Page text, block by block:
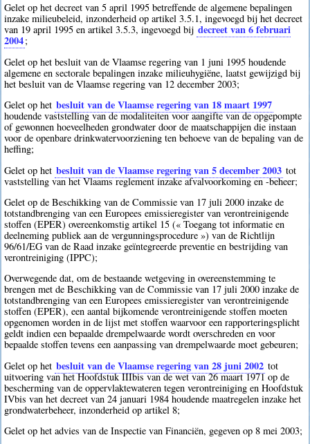
Gelet op het decreet van 5 april 1995 betreffende de algemene bepalingen
inzake milieubeleid, inzonderheid op artikel 3.5.1, ingevoegd bij het decreet
van 19 april 1995 en artikel 3.5.3, ingevoegd bij decreet van 6 februari
2004;
Gelet op het besluit van de Vlaamse regering van 1 juni 1995 houdende
algemene en sectorale bepalingen inzake milieuhygiëne, laatst gewijzigd bij
het besluit van de Vlaamse regering van 12 december 2003;
Gelet op het besluit van de Vlaamse regering van 18 maart 1997
houdende vaststelling van de modaliteiten voor aangifte van de opgepompte
of gewonnen hoeveelheden grondwater door de maatschappijen die instaan
voor de openbare drinkwatervoorziening ten behoeve van de bepaling van de
heffing;
Gelet op het besluit van de Vlaamse regering van 5 december 2003 tot
vaststelling van het Vlaams reglement inzake afvalvoorkoming en -beheer;
Gelet op de Beschikking van de Commissie van 17 juli 2000 inzake de
totstandbrenging van een Europees emissieregister van verontreinigende
stoffen (EPER) overeenkomstig artikel 15 (« Toegang tot informatie en
deelneming publiek aan de vergunningsprocedure ») van de Richtlijn
96/61/EG van de Raad inzake geïntegreerde preventie en bestrijding van
verontreiniging (IPPC);
Overwegende dat, om de bestaande wetgeving in overeenstemming te
brengen met de Beschikking van de Commissie van 17 juli 2000 inzake de
totstandbrenging van een Europees emissieregister van verontreinigende
stoffen (EPER), een aantal bijkomende verontreinigende stoffen moeten
opgenomen worden in de lijst met stoffen waarvoor een rapporteringsplicht
geldt indien een bepaalde drempelwaarde wordt overschreden en voor
bepaalde stoffen tevens een aanpassing van drempelwaarde moet gebeuren;
Gelet op het besluit van de Vlaamse regering van 28 juni 2002 tot
uitvoering van het Hoofdstuk IIIbis van de wet van 26 maart 1971 op de
bescherming van de oppervlaktewateren tegen verontreiniging en Hoofdstuk
IVbis van het decreet van 24 januari 1984 houdende maatregelen inzake het
grondwaterbeheer, inzonderheid op artikel 8;
Gelet op het advies van de Inspectie van Financiën, gegeven op 8 mei 2003;